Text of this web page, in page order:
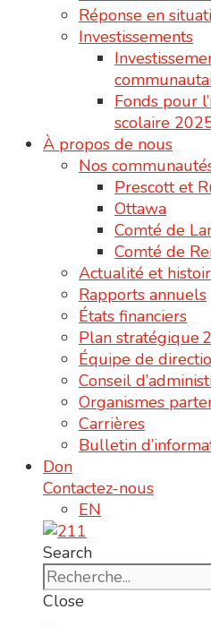
Réponse en
Investissements
Fonds pour
scolaire
À propos de nous
Nos
Prescott et
Ottawa
Comté de
Comté de
Actualité et
Rapports annuels
États financiers
Plan stratégique
Équipe de
Conseil
Organismes
Carrières
Bulletin
Don
Contactez-nous
EN
Search
Close